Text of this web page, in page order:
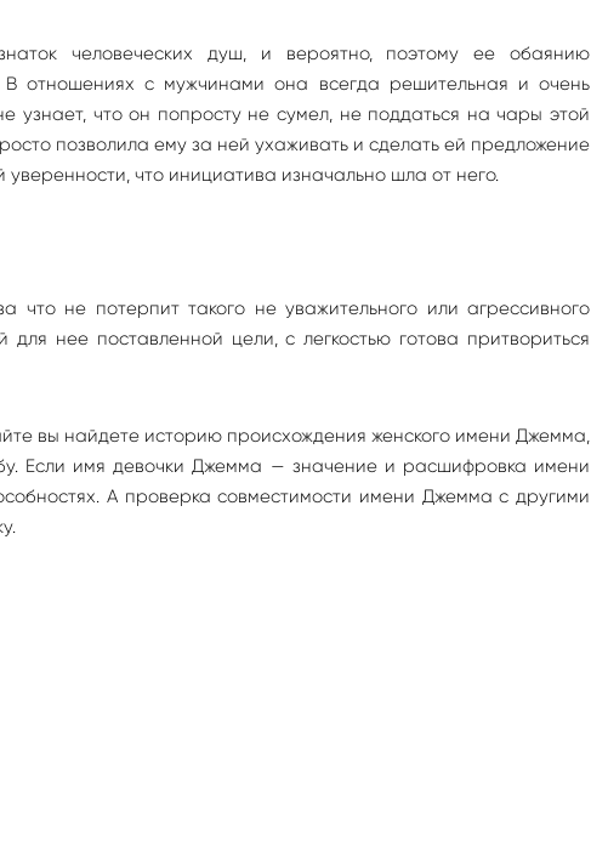
человеческих душ, и вероятно, поэтому ее обаянию
В отношениях с мужчинами она всегда решительная и очень
узнает, что он попросту не сумел, не поддаться на чары этой
позволила ему за ней ухаживать и сделать ей предложение
что инициатива изначально шла от него.
что не потерпит такого не уважительного или агрессивного
нее поставленной цели, с легкостью готова притвориться
вы найдете историю происхождения женского имени Джемма,
Если имя девочки Джемма — значение и расшифровка имени
А проверка совместимости имени Джемма с другими